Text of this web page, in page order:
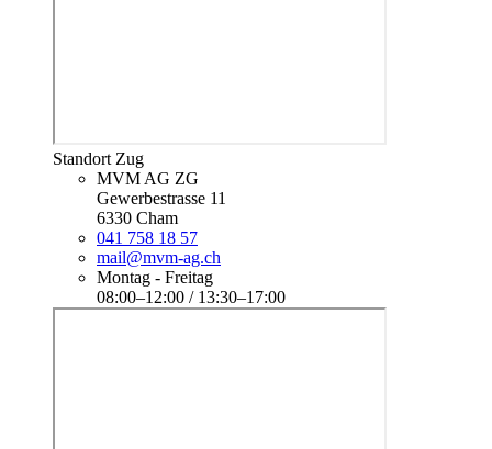
Standort Zug
MVM AG ZG
Gewerbestrasse 11
6330 Cham
041 758 18 57
mail@mvm-ag.ch
Montag - Freitag
08:00–12:00 / 13:30–17:00